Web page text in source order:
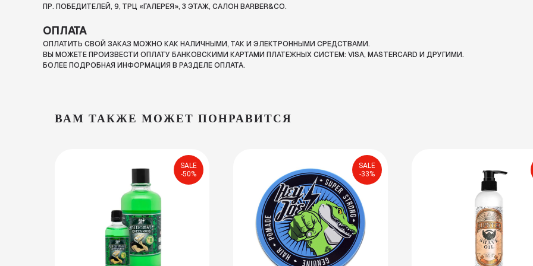
ПР. ПОБЕДИТЕЛЕЙ, 9, ТРЦ «ГАЛЕРЕЯ», 3 ЭТАЖ, САЛОН BARBER&CO.
ОПЛАТА
ОПЛАТИТЬ СВОЙ ЗАКАЗ МОЖНО КАК НАЛИЧНЫМИ, ТАК И ЭЛЕКТРОННЫМИ СРЕДСТВАМИ.
ВЫ МОЖЕТЕ ПРОИЗВЕСТИ ОПЛАТУ БАНКОВСКИМИ КАРТАМИ ПЛАТЕЖНЫХ СИСТЕМ: VISA, MASTERCARD И ДРУГИМИ.
БОЛЕЕ ПОДРОБНАЯ ИНФОРМАЦИЯ В РАЗДЕЛЕ ОПЛАТА.
ВАМ ТАКЖЕ МОЖЕТ ПОНРАВИТСЯ
SALE
-50%
SALE
-33%